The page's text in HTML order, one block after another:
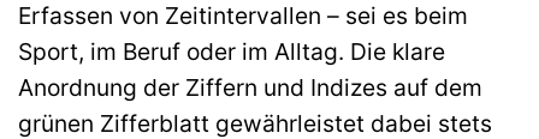
Erfassen von Zeitintervallen – sei es beim
Sport, im Beruf oder im Alltag. Die klare
Anordnung der Ziffern und Indizes auf dem
grünen Zifferblatt gewährleistet dabei stets